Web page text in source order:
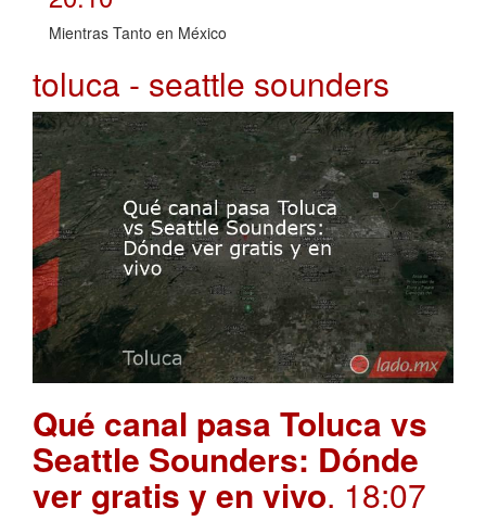
Mientras Tanto en México
toluca - seattle sounders
Qué canal pasa Toluca vs
Seattle Sounders: Dónde
ver gratis y en vivo. 18:07